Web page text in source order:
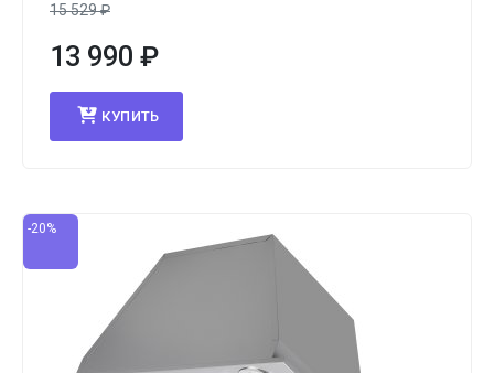
15 529₽
13 990 ₽
КУПИТЬ
-20%